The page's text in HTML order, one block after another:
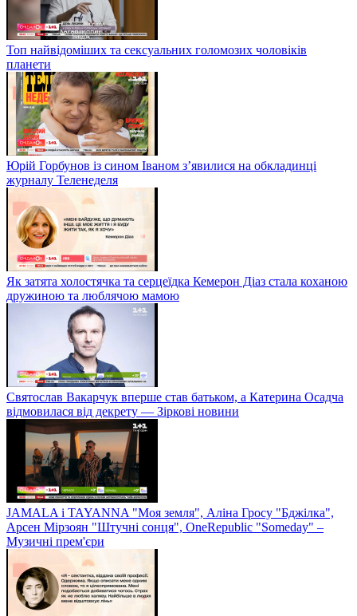
Топ найвідоміших та сексуальних голомозих чоловіків
планети
Юрій Горбунов із сином Іваном з’явилися на обкладинці
журналу Теленеделя
Як затята холостячка та серцеїдка Кемерон Діаз стала коханою
дружиною та люблячою мамою
Святослав Вакарчук вперше став батьком, а Катерина Осадча
відмовилася від декрету — Зіркові новини
JAMALA і TAYANNA "Моя земля", Аліна Гросу "Бджілка",
Арсен Мірзоян "Штучні сонця", OneRepublic "Someday" –
Музичні прем'єри